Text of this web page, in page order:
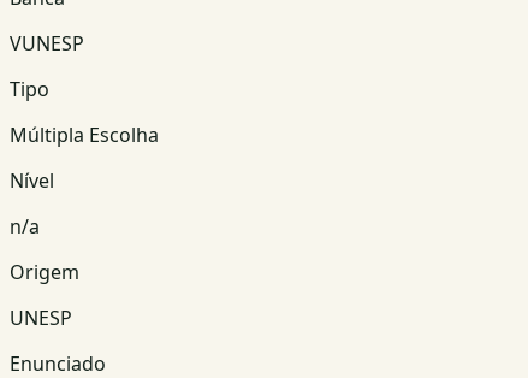
VUNESP
Tipo
Múltipla Escolha
Nível
n/a
Origem
UNESP
Enunciado